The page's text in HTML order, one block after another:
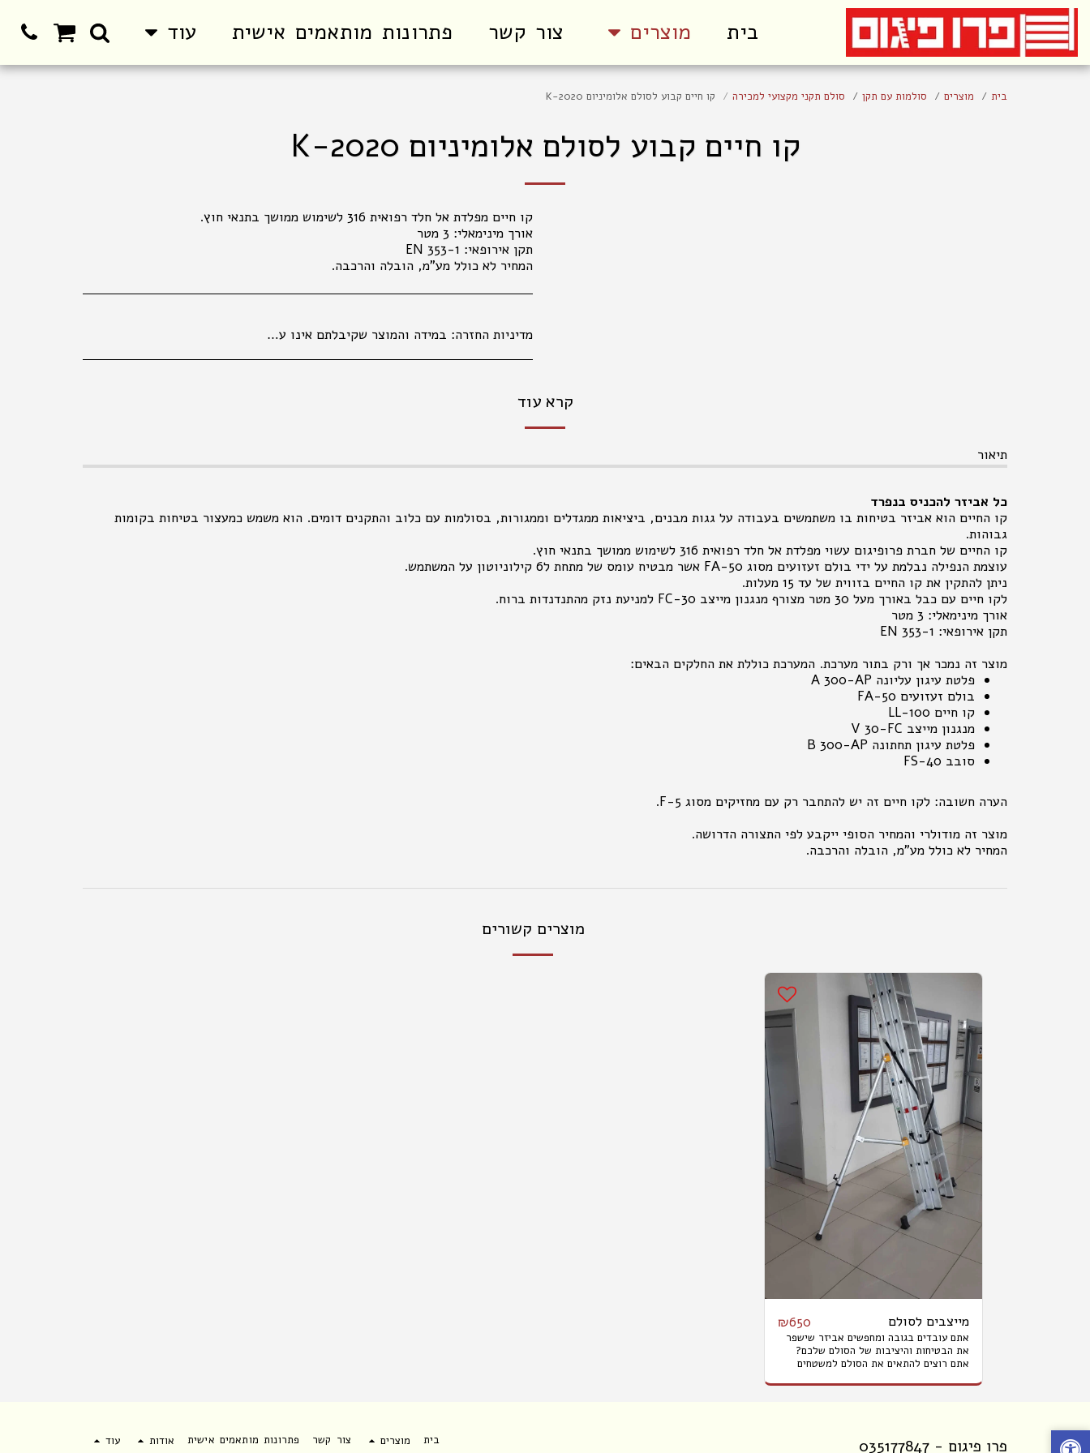
בית מוצרים צור קשר פתרונות מותאמים אישית עוד
בית מוצרים סולמות עם תקן סולם תקני מקצועי למכירה קו חיים קבוע לסולם אלומיניום 2020-K
קו חיים קבוע לסולם אלומיניום 2020-K
המחיר לא כולל מע"מ, הובלה והרכבה.
מדיניות החזרה: במידה והמוצר שקיבלתם אינו עונה על ציפיותיכם, פנו למחלקת קשרי לקוחות מרגע קבלת המשלוח (עד שני ימי עבודה), בכדי שנוכל לטפל בפנייתכם בהתאם לנהלים. 035177847 החלפת מוצרים אפשרית בפנייה טלפונית או בסניפי הרשת, באריזה המקורית בלבד ובשלמותם. במידה ויתגלו שינויים במחירי המוצרים, המחיר הקובע הוא המחיר המופיע בחנויות ובמרכז ההזמנות. המחיר הקטלוגי הנו למכירה בחנויות . במכירה מרחוק, יתווסף מחיר שילוח, כמפורט באתר האינטרנט. אין החזרות של נעליים . החלפת והחזרת מוצרים , , אפשרית באריזתם המקורית בלבד ובשלמותם תוך 14 ימים מיום הקניה. ברחוב מגן אברהם 3 תל אביב.
קרא עוד
תיאור
כל אביזר להכניס בנפרד
קו החיים הוא אביזר בטיחות בו משתמשים בעבודה על גגות מבנים, ביציאות ממגדלים וממגורות, בסולמות עם כלוב והתקנים דומים. הוא משמש כמעצור בטיחות בקומות
גבוהות.
קו החיים של חברת פרופיגום עשוי מפלדת אל חלד רפואית 316 לשימוש ממושך בתנאי חוץ.
עוצמת הנפילה נבלמת על ידי בולם זעזועים מסוג 50-FA אשר מבטיח עומס של מתחת ל6 קילוניוטון על המשתמש.
ניתן להתקין את קו החיים בזווית של עד 15 מעלות.
לקו חיים עם כבל באורך מעל 30 מטר מצורף מנגנון מייצב 30-FC למניעת נזק מהתנדנדות ברוח.
אורך מינימאלי: 3 מטר
תקן אירופאי: 353-1 EN
מוצר זה נמכר אך ורק בתור מערכת. המערכת כוללת את החלקים הבאים:
פלטת עיגון עליונה A 300-AP
בולם זעזועים 50-FA
קו חיים 100-LL
מנגנון מייצב V 30-FC
פלטת עיגון תחתונה B 300-AP
סובב 40-FS
הערה חשובה: לקו חיים זה יש להתחבר רק עם מחזיקים מסוג 5-F.
מוצר זה מודולרי והמחיר הסופי ייקבע לפי התצורה הדרושה.
המחיר לא כולל מע"מ, הובלה והרכבה.
מוצרים קשורים
מייצבים לסולם ₪650
אתם עובדים בגובה ומחפשים אביזר שישפר
את הבטיחות והיציבות של הסולם שלכם?
אתם רוצים להתאים את הסולם למשטחים
מעוניינים לחוות את האיכות והנוחות של
לשימוש מקצועי. לפרטים ורכישה:פרו פיגום - 035177847 בית מוצרים צור קשר פתרונות מותאמים אישית אודות עוד